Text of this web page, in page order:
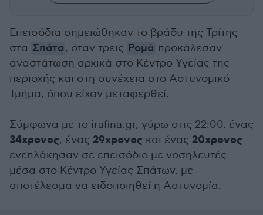
Επεισόδια σημειώθηκαν το βράδυ της Τρίτης
στα Σπάτα, όταν τρεις Ρομά προκάλεσαν
αναστάτωση αρχικά στο Κέντρο Υγείας της
περιοχής και στη συνέχεια στο Αστυνομικό
Τμήμα, όπου είχαν μεταφερθεί.
Σύμφωνα με το irafina.gr, γύρω στις 22:00, ένας
34χρονος, ένας 29χρονος και ένας 20χρονος
ενεπλάκησαν σε επεισόδιο με νοσηλευτές
μέσα στο Κέντρο Υγείας Σπάτων, με
αποτέλεσμα να ειδοποιηθεί η Αστυνομία.